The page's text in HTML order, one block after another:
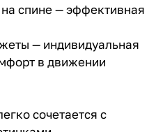
спине — эффективная
— индивидуальная
в движении
сочетается с